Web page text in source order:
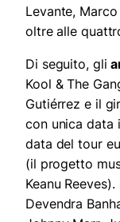
Levante,
oltre alle
Di seguito, gli
Kool & The
Gutiérrez e il
con unica data
data del tour
(il progetto
Keanu
Devendra